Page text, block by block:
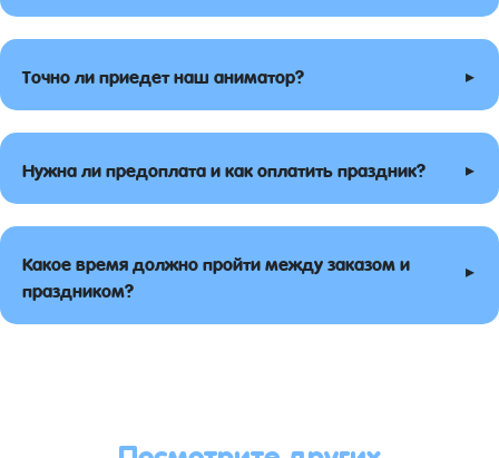
Точно ли приедет наш аниматор? ▸
Нужна ли предоплата и как оплатить праздник? ▸
Какое время должно пройти между заказом и
праздником?
▸